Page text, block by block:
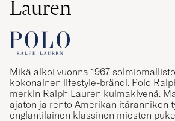
Lauren
Mikä alkoi vuonna 1967
kokonainen lifestyle-brändi. Polo
merkin Ralph Lauren kulmakivenä.
ajaton ja rento Amerikan itärannikon